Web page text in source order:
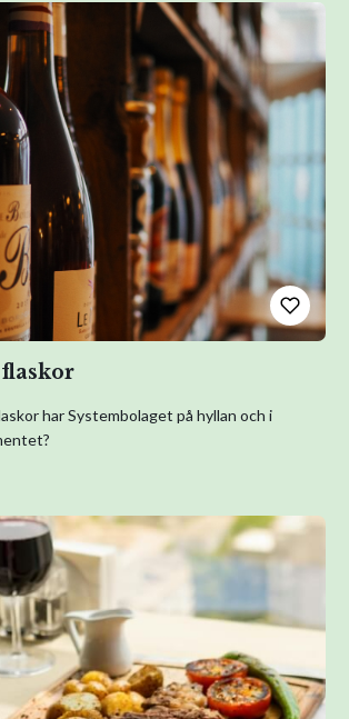
har Systembolaget på hyllan och i